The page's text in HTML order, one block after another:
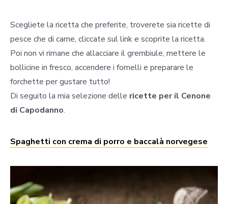
Scegliete la ricetta che preferite, troverete sia ricette di
pesce che di carne, cliccate sul link e scoprite la ricetta.
Poi non vi rimane che allacciare il grembiule, mettere le
bollicine in fresco, accendere i fornelli e preparare le
forchette per gustare tutto!
Di seguito la mia selezione delle ricette per il Cenone
di Capodanno.
Spaghetti con crema di porro e baccalà norvegese